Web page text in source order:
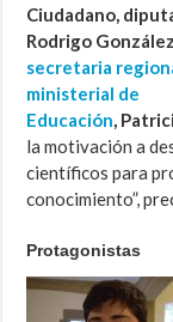
Ciudadano,
Rodrigo González
secretaria
ministerial de
Educación,
la motivación a
científicos para
conocimiento”,
Protagonistas